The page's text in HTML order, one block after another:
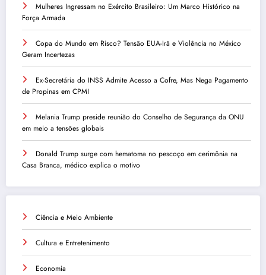
Mulheres Ingressam no Exército Brasileiro: Um Marco Histórico na
Força Armada
Copa do Mundo em Risco? Tensão EUA-Irã e Violência no México
Geram Incertezas
Ex-Secretária do INSS Admite Acesso a Cofre, Mas Nega Pagamento
de Propinas em CPMI
Melania Trump preside reunião do Conselho de Segurança da ONU
em meio a tensões globais
Donald Trump surge com hematoma no pescoço em cerimônia na
Casa Branca, médico explica o motivo
Ciência e Meio Ambiente
Cultura e Entretenimento
Economia